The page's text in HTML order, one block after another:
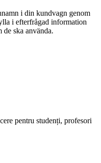
i din kundvagn genom
i efterfrågad information
de ska använda.
pentru studenți, profesori